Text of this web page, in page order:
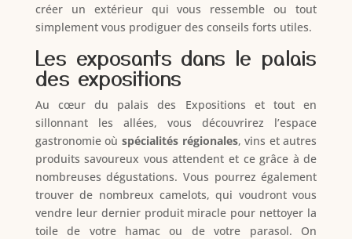
créer un extérieur qui vous ressemble ou tout
simplement vous prodiguer des conseils forts utiles.
Les exposants dans le palais
des expositions
Au cœur du palais des Expositions et tout en
sillonnant les allées, vous découvrirez l’espace
gastronomie où spécialités régionales, vins et autres
produits savoureux vous attendent et ce grâce à de
nombreuses dégustations. Vous pourrez également
trouver de nombreux camelots, qui voudront vous
vendre leur dernier produit miracle pour nettoyer la
toile de votre hamac ou de votre parasol. On